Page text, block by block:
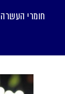
חומרי העשרה